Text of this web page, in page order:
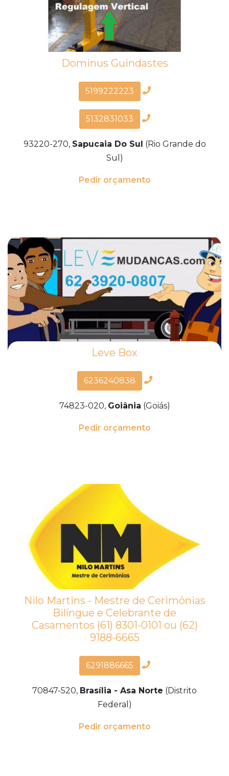
Dominus Guindastes
5199222223
5132831033
93220-270, Sapucaia Do Sul (Rio Grande do
Sul)
Pedir orçamento
Leve Box
6236240838
74823-020, Goiânia (Goiás)
Pedir orçamento
Nilo Martins - Mestre de Cerimônias
Bilíngue e Celebrante de
Casamentos (61) 8301-0101 ou (62)
9188-6665
6291886665
70847-520, Brasília - Asa Norte (Distrito
Federal)
Pedir orçamento